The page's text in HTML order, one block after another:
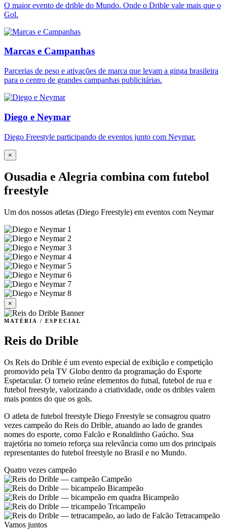
O maior evento de drible do Mundo. Onde o Drible vale mais que o
Gol.
Marcas e Campanhas
Parcerias de peso e ativações de marca que levam a ginga brasileira
para o centro de grandes campanhas publicitárias.
Diego e Neymar
Diego Freestyle participando de eventos junto com Neymar.
×
Ousadia e Alegria combina com futebol
freestyle
Um dos nossos atletas (Diego Freestyle) em eventos com Neymar
×
MATÉRIA / ESPECIAL
Reis do Drible
Os Reis do Drible é um evento especial de exibição e competição
promovido pela TV Globo dentro da programação do Esporte
Espetacular. O torneio reúne elementos do futsal, futebol de rua e
futebol freestyle, valorizando a criatividade, onde os dribles valem
mais pontos do que os gols.
O atleta de futebol freestyle Diego Freestyle se consagrou quatro
vezes campeão do Reis do Drible, atuando ao lado de grandes
nomes do esporte, como Falcão e Ronaldinho Gaúcho. Sua
trajetória no torneio reforça sua relevância como um dos principais
representantes do futebol freestyle no Brasil e no Mundo.
Quatro vezes campeão
Campeão
Bicampeão
Bicampeão
Tricampeão
Tetracampeão
Vamos juntos